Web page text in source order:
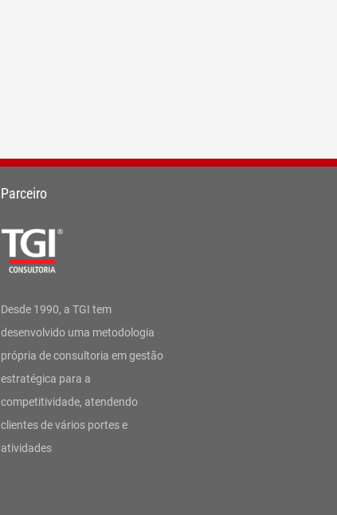
Parceiro
Desde 1990, a TGI tem
desenvolvido uma metodologia
própria de consultoria em gestão
estratégica para a
competitividade, atendendo
clientes de vários portes e
atividades